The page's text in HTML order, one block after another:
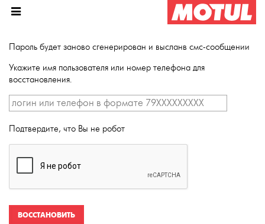
Пароль будет заново сгенерирован и высланв смс-сообщении
Укажите имя пользователя или номер телефона для
восстановления.
Подтвердите, что Вы не робот
ВОССТАНОВИТЬ